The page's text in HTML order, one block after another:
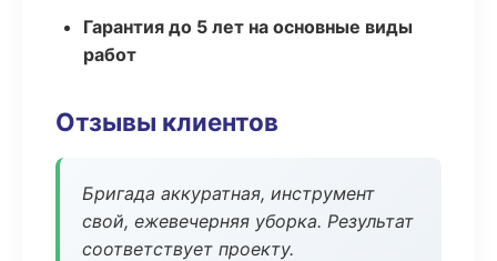
Гарантия до 5 лет на основные виды
работ
Отзывы клиентов
Бригада аккуратная, инструмент
свой, ежевечерняя уборка. Результат
соответствует проекту.